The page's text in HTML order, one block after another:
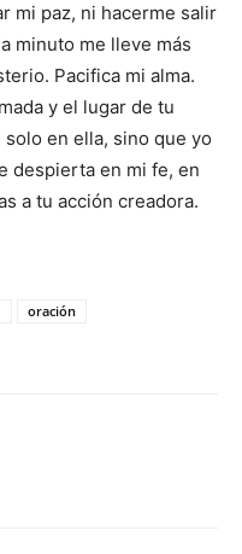
mi paz, ni hacerme salir
minuto me lleve más
Pacifica mi alma.
y el lugar de tu
en ella, sino que yo
despierta en mi fe, en
a tu acción creadora.
oración